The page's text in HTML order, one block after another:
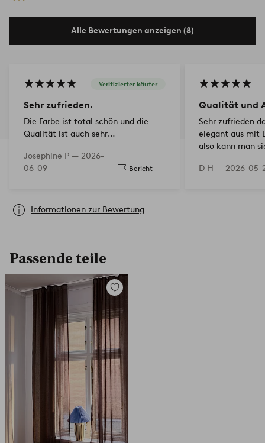
Alle Bewertungen anzeigen (8)
Verifizierter käufer
Sehr zufrieden.
Die Farbe ist total schön und die
Qualität ist auch sehr
Josephine P — 2026-
06-09
Bericht
Qualität und
Sehr zufrieden
elegant aus mit
also kann man
stimmt mit dem
D H — 2026-05-
Informationen zur Bewertung
Passende teile
Zu
hinzufügen